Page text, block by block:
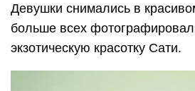
Девушки снимались в
больше всех
экзотическую красотку Сати.